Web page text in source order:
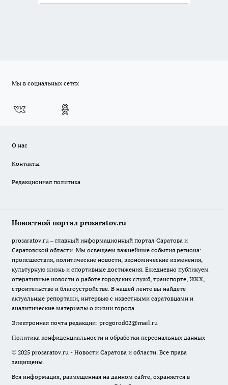
Мы в социальных сетях
О нас
Контакты
Редакционная политика
Новостной портал prosaratov.ru
prosaratov.ru – главный информационный портал Саратова и
Саратовской области. Мы освещаем важнейшие события региона:
происшествия, политические новости, экономические изменения,
культурную жизнь и спортивные достижения. Ежедневно публикуем
оперативные новости о работе городских служб, транспорте, ЖКХ,
строительстве и благоустройстве. В нашей ленте вы найдете
актуальные репортажи, интервью с известными саратовцами и
аналитические материалы о жизни города.
Электронная почта редакции: progorod02@mail.ru
Политика конфиденциальности и обработки персональных данных
© 2025 prosaratov.ru - Новости Саратова и области. Все права
защищены.
Вся информация, размещенная на данном сайте, охраняется в